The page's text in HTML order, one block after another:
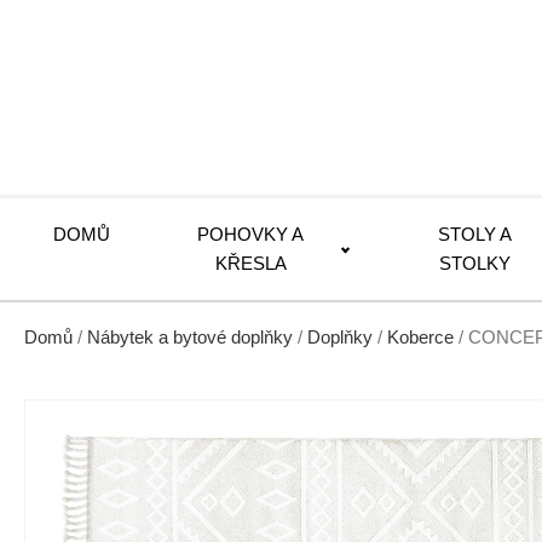
DOMŮ
POHOVKY A
KŘESLA
STOLY A
STOLKY
Domů / Nábytek a bytové doplňky / Doplňky / Koberce /